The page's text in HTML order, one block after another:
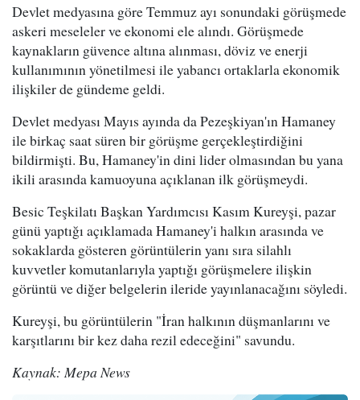
Devlet medyasına göre Temmuz ayı sonundaki görüşmede
askeri meseleler ve ekonomi ele alındı. Görüşmede
kaynakların güvence altına alınması, döviz ve enerji
kullanımının yönetilmesi ile yabancı ortaklarla ekonomik
ilişkiler de gündeme geldi.
Devlet medyası Mayıs ayında da Pezeşkiyan'ın Hamaney
ile birkaç saat süren bir görüşme gerçekleştirdiğini
bildirmişti. Bu, Hamaney'in dini lider olmasından bu yana
ikili arasında kamuoyuna açıklanan ilk görüşmeydi.
Besic Teşkilatı Başkan Yardımcısı Kasım Kureyşi, pazar
günü yaptığı açıklamada Hamaney'i halkın arasında ve
sokaklarda gösteren görüntülerin yanı sıra silahlı
kuvvetler komutanlarıyla yaptığı görüşmelere ilişkin
görüntü ve diğer belgelerin ileride yayınlanacağını söyledi.
Kureyşi, bu görüntülerin "İran halkının düşmanlarını ve
karşıtlarını bir kez daha rezil edeceğini" savundu.
Kaynak: Mepa News